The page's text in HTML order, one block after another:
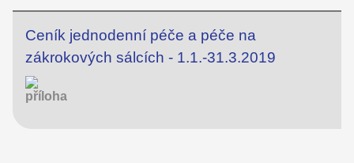
Ceník jednodenní péče a péče na
zákrokových sálcích - 1.1.-31.3.2019